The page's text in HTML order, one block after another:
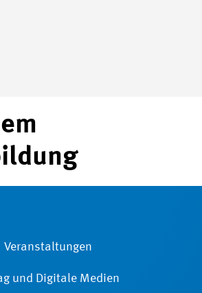
Veranstaltungen
und Digitale Medien